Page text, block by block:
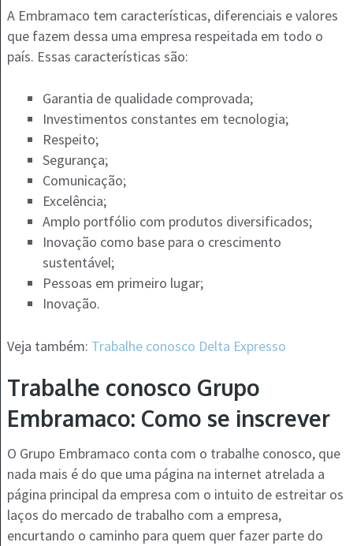
A Embramaco tem características, diferenciais e valores
que fazem dessa uma empresa respeitada em todo o
país. Essas características são:
Garantia de qualidade comprovada;
Investimentos constantes em tecnologia;
Respeito;
Segurança;
Comunicação;
Excelência;
Amplo portfólio com produtos diversificados;
Inovação como base para o crescimento
sustentável;
Pessoas em primeiro lugar;
Inovação.
Veja também: Trabalhe conosco Delta Expresso
Trabalhe conosco Grupo
Embramaco: Como se inscrever
O Grupo Embramaco conta com o trabalhe conosco, que
nada mais é do que uma página na internet atrelada a
página principal da empresa com o intuito de estreitar os
laços do mercado de trabalho com a empresa,
encurtando o caminho para quem quer fazer parte do